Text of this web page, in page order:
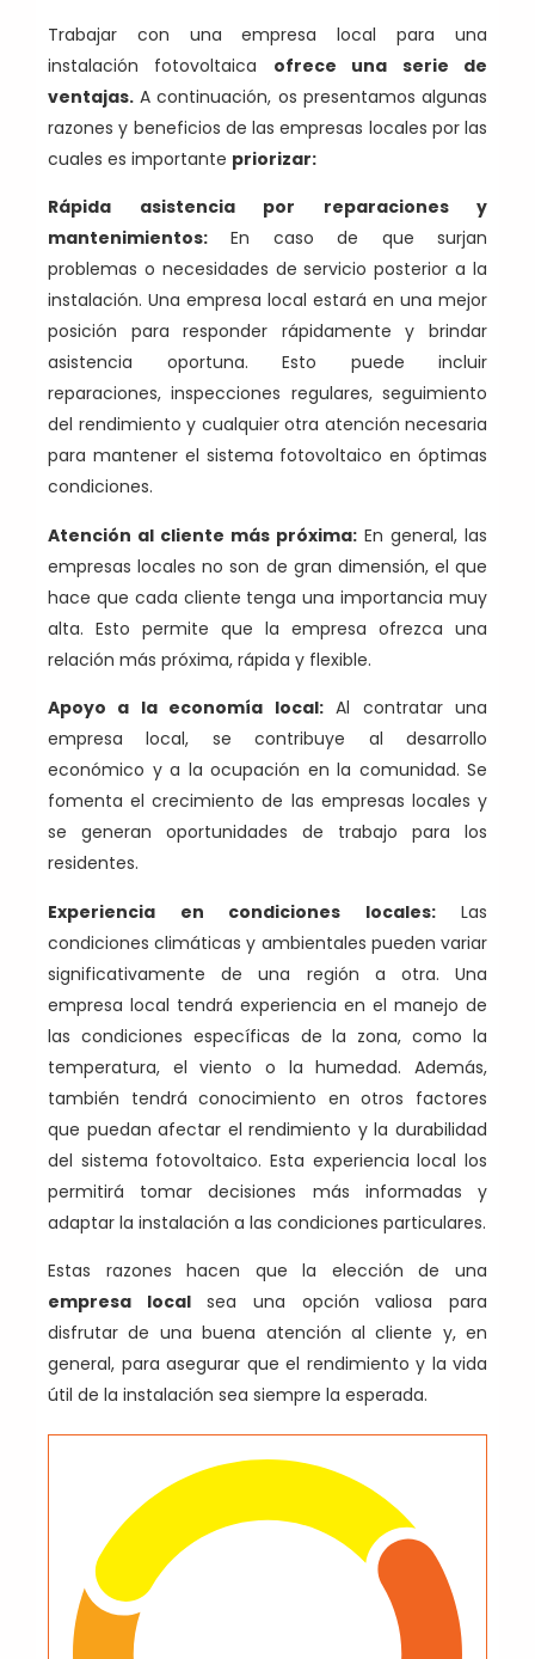
Trabajar con una empresa local para una
instalación fotovoltaica ofrece una serie de
ventajas. A continuación, os presentamos algunas
razones y beneficios de las empresas locales por las
cuales es importante priorizar:
Rápida asistencia por reparaciones y
mantenimientos: En caso de que surjan
problemas o necesidades de servicio posterior a la
instalación. Una empresa local estará en una mejor
posición para responder rápidamente y brindar
asistencia oportuna. Esto puede incluir
reparaciones, inspecciones regulares, seguimiento
del rendimiento y cualquier otra atención necesaria
para mantener el sistema fotovoltaico en óptimas
condiciones.
Atención al cliente más próxima: En general, las
empresas locales no son de gran dimensión, el que
hace que cada cliente tenga una importancia muy
alta. Esto permite que la empresa ofrezca una
relación más próxima, rápida y flexible.
Apoyo a la economía local:Al contratar una
empresa local, se contribuye al desarrollo
económico y a la ocupación en la comunidad. Se
fomenta el crecimiento de las empresas locales y
se generan oportunidades de trabajo para los
residentes.
Experiencia en condiciones locales:Las
condiciones climáticas y ambientales pueden variar
significativamente de una región a otra. Una
empresa local tendrá experiencia en el manejo de
las condiciones específicas de la zona, como la
temperatura, el viento o la humedad. Además,
también tendrá conocimiento en otros factores
que puedan afectar el rendimiento y la durabilidad
del sistema fotovoltaico. Esta experiencia local los
permitirá tomar decisiones más informadas y
adaptar la instalación a las condiciones particulares.
Estas razones hacen que la elección de una
empresa localsea una opción valiosa para
disfrutar de una buena atención al cliente y, en
general, para asegurar que el rendimiento y la vida
útil de la instalación sea siempre la esperada.